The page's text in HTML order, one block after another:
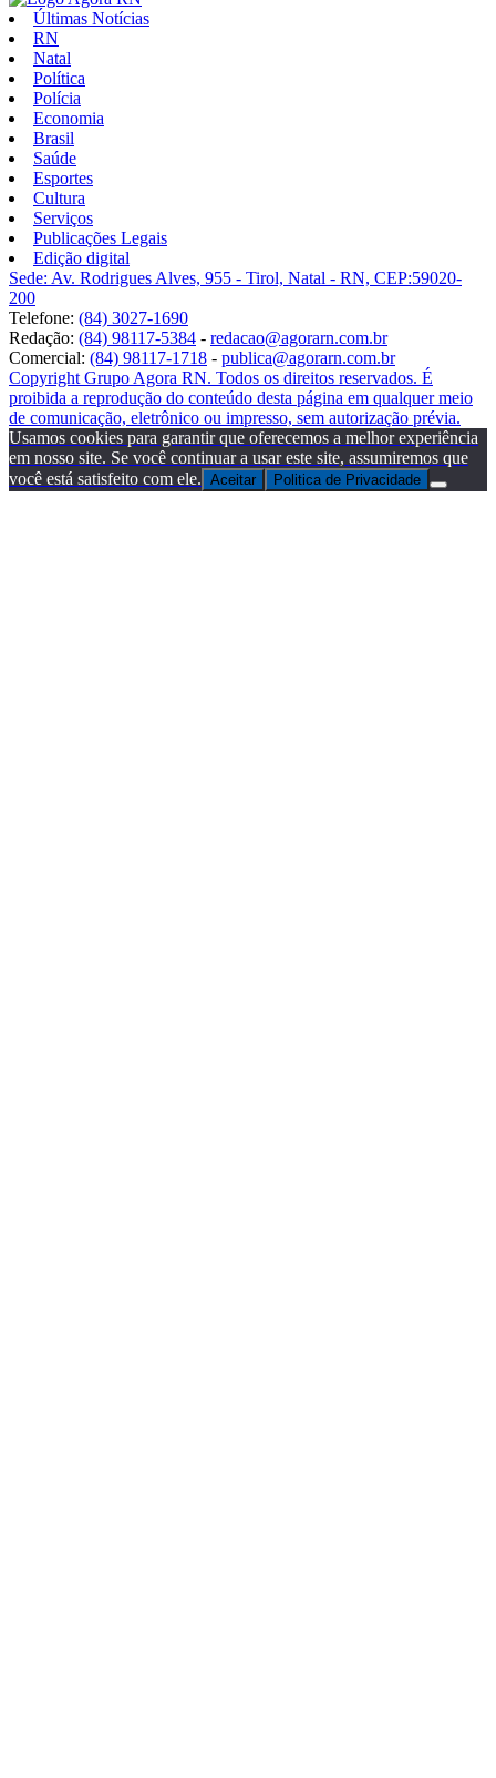
Últimas Notícias
RN
Natal
Política
Polícia
Economia
Brasil
Saúde
Esportes
Cultura
Serviços
Publicações Legais
Edição digital
Sede: Av. Rodrigues Alves, 955 - Tirol, Natal - RN, CEP:59020-
200
Telefone: (84) 3027-1690
Redação: (84) 98117-5384 - redacao@agorarn.com.br
Comercial: (84) 98117-1718 - publica@agorarn.com.br
Copyright Grupo Agora RN. Todos os direitos reservados. É
proibida a reprodução do conteúdo desta página em qualquer meio
de comunicação, eletrônico ou impresso, sem autorização prévia.
Usamos cookies para garantir que oferecemos a melhor experiência
em nosso site. Se você continuar a usar este site, assumiremos que
você está satisfeito com ele. Aceitar Politica de Privacidade